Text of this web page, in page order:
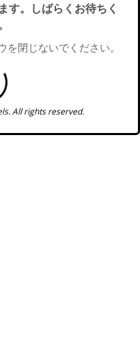
す。しばらくお待ちく
閉じないでください。
All rights reserved.